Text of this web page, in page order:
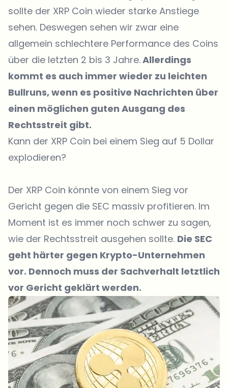
sollte der XRP Coin wieder starke Anstiege
sehen. Deswegen sehen wir zwar eine
allgemein schlechtere Performance des Coins
über die letzten 2 bis 3 Jahre.Allerdings
kommt es auch immer wieder zu leichten
Bullruns, wenn es positive Nachrichten über
einen möglichen guten Ausgang des
Rechtsstreit gibt.
Kann der XRP Coin bei einem Sieg auf 5 Dollar
explodieren?
Der XRP Coin könnte von einem Sieg vor
Gericht gegen die SEC massiv profitieren. Im
Moment ist es immer noch schwer zu sagen,
wie der Rechtsstreit ausgehen sollte. Die SEC
geht härter gegen Krypto-Unternehmen
vor. Dennoch muss der Sachverhalt letztlich
vor Gericht geklärt werden.